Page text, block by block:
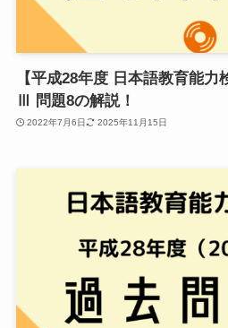
【平成28年度 日本語教育能
Ⅲ 問題8の解説！
2022年7月6日 2025年11月15日